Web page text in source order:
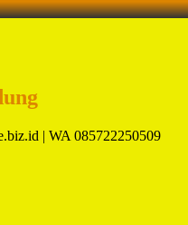
| WA 085722250509